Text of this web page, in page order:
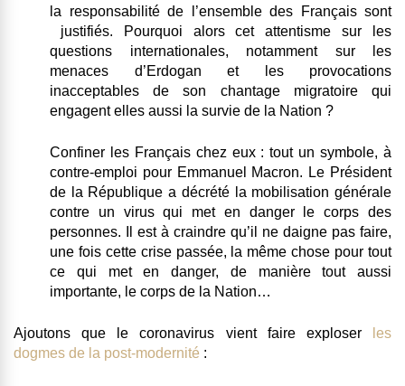
la responsabilité de l’ensemble des Français sont
justifiés.
Pourquoi alors cet attentisme sur les
questions internationales, notamment sur les
menaces d’Erdogan et les provocations
inacceptables de son chantage migratoire qui
engagent elles aussi la survie de la Nation ?
Confiner les Français chez eux : tout un symbole, à
contre-emploi pour Emmanuel Macron. Le Président
de la République a décrété la mobilisation générale
contre un virus qui met en danger le corps des
personnes.
Il est à craindre qu’il ne daigne pas faire,
une fois cette crise passée, la même chose pour tout
ce qui met en danger, de manière tout aussi
importante, le corps de la Nation…
Ajoutons que le coronavirus vient faire exploser
les
dogmes de la post-modernité :